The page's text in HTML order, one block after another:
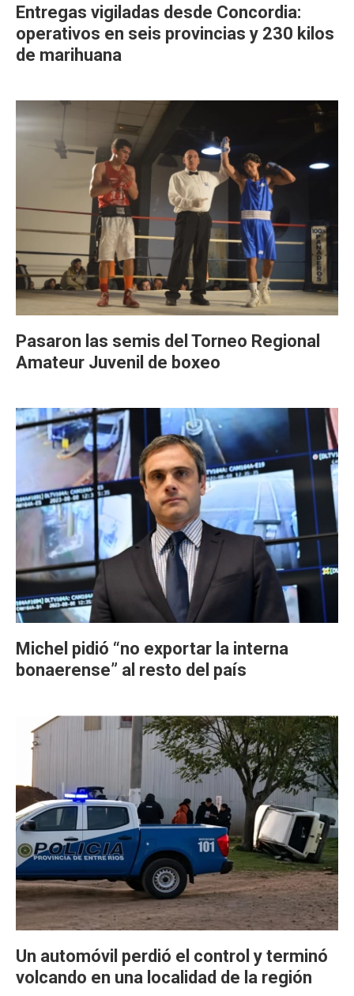
Entregas vigiladas desde Concordia:
operativos en seis provincias y 230 kilos
de marihuana
Pasaron las semis del Torneo Regional
Amateur Juvenil de boxeo
Michel pidió “no exportar la interna
bonaerense” al resto del país
Un automóvil perdió el control y terminó
volcando en una localidad de la región